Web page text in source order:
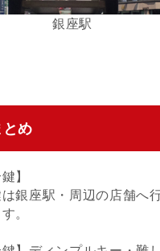
銀座駅
め
】
銀座駅・周辺の店舗へ
。